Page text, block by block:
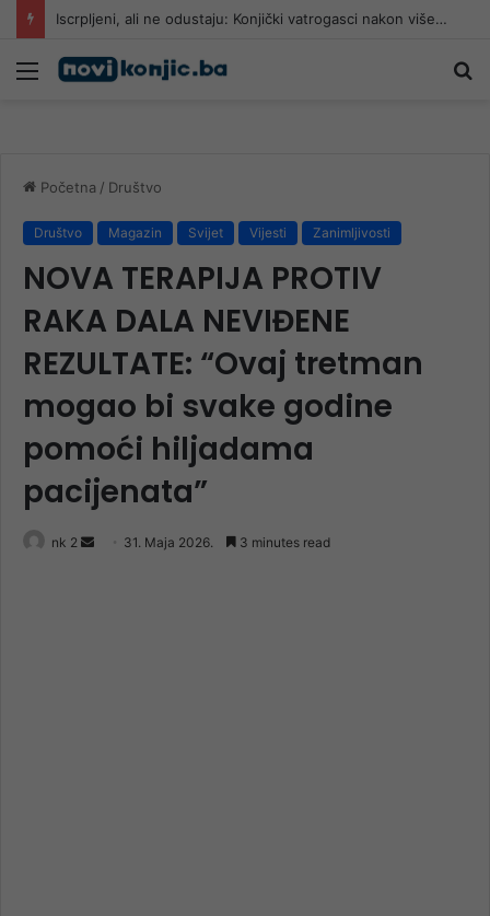
Iscrpljeni, ali ne odustaju: Konjički vatrogasci nakon višednevne borbe uzeli kratki predah
Meni
Početna / Društvo
Društvo Magazin Svijet Vijesti Zanimljivosti
NOVA TERAPIJA PROTIV
RAKA DALA NEVIĐENE
REZULTATE: “Ovaj tretman
mogao bi svake godine
pomoći hiljadama
pacijenata”
nk 2
Send 31. Maja 2026. 3 minutes read